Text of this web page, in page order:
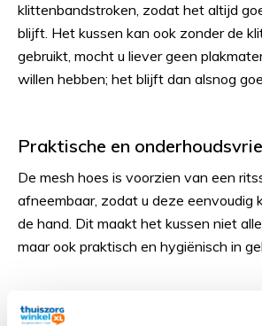
klittenbandstroken, zodat het altijd
blijft. Het kussen kan ook zonder de
gebruikt, mocht u liever geen
willen hebben; het blijft dan alsnog
Praktische en
De mesh hoes is voorzien van een
afneembaar, zodat u deze eenvoudig
de hand. Dit maakt het kussen niet
maar ook praktisch en hygiënisch in
Belangrijke Eigenschappen